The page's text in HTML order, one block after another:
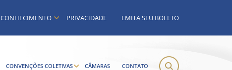
CONHECIMENTO PRIVACIDADE EMITA SEU BOLETO
CONVENÇÕES COLETIVAS CÂMARAS CONTATO